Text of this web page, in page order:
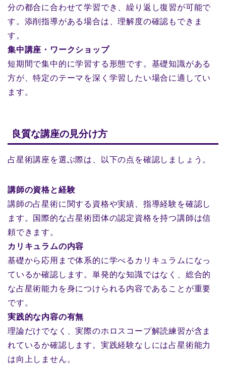
分の都合に合わせて学習でき、繰り返し復習が可能で
す。添削指導がある場合は、理解度の確認もできま
す。
集中講座・ワークショップ
短期間で集中的に学習する形態です。基礎知識がある
方が、特定のテーマを深く学習したい場合に適してい
ます。
良質な講座の見分け方
占星術講座を選ぶ際は、以下の点を確認しましょう。
講師の資格と経験
講師の占星術に関する資格や実績、指導経験を確認し
ます。国際的な占星術団体の認定資格を持つ講師は信
頼できます。
カリキュラムの内容
基礎から応用まで体系的に学べるカリキュラムになっ
ているか確認します。単発的な知識ではなく、総合的
な占星術能力を身につけられる内容であることが重要
です。
実践的な内容の有無
理論だけでなく、実際のホロスコープ解読練習が含ま
れているか確認します。実践経験なしには占星術能力
は向上しません。